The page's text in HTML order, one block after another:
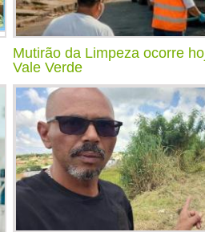
Mutirão da Limpeza ocorre
Vale Verde